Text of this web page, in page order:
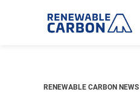
RENEWABLE CARBON NEWS